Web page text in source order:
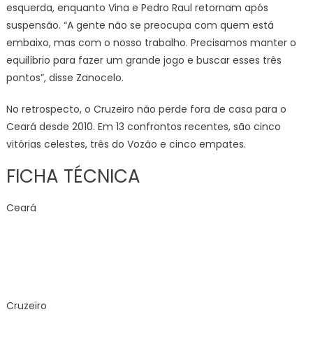
esquerda, enquanto Vina e Pedro Raul retornam após
suspensão. “A gente não se preocupa com quem está
embaixo, mas com o nosso trabalho. Precisamos manter o
equilíbrio para fazer um grande jogo e buscar esses três
pontos”, disse Zanocelo.
No retrospecto, o Cruzeiro não perde fora de casa para o
Ceará desde 2010. Em 13 confrontos recentes, são cinco
vitórias celestes, três do Vozão e cinco empates.
FICHA TÉCNICA
Ceará
Cruzeiro